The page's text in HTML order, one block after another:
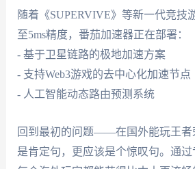
随着《SUPERVIVE》等新一代竞技
至5ms精度，番茄加速器正在部署：
- 基于卫星链路的极地加速方案
- 支持Web3游戏的去中心化加速节点
- 人工智能动态路由预测系统
回到最初的问题——在国外能玩王者
是肯定句，更应该是个惊叹句。通过